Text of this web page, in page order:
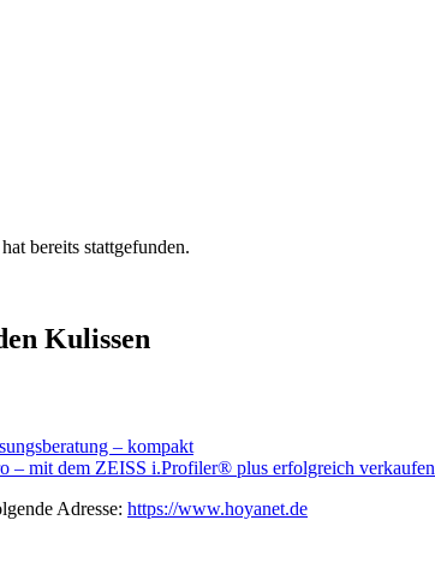
bereits stattgefunden.
Kulissen
– kompakt
– mit dem ZEISS i.Profiler® plus erfolgreich verkaufen
Adresse: https://www.hoyanet.de